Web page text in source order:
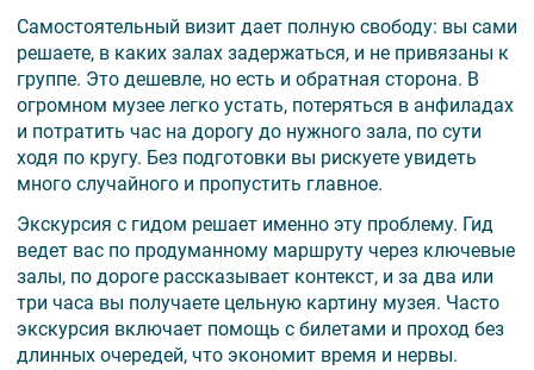
Самостоятельный визит дает полную свободу: вы сами
решаете, в каких залах задержаться, и не привязаны к
группе. Это дешевле, но есть и обратная сторона. В
огромном музее легко устать, потеряться в анфиладах
и потратить час на дорогу до нужного зала, по сути
ходя по кругу. Без подготовки вы рискуете увидеть
много случайного и пропустить главное.
Экскурсия с гидом решает именно эту проблему. Гид
ведет вас по продуманному маршруту через ключевые
залы, по дороге рассказывает контекст, и за два или
три часа вы получаете цельную картину музея. Часто
экскурсия включает помощь с билетами и проход без
длинных очередей, что экономит время и нервы.